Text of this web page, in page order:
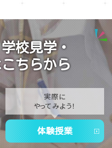
校見学・
ちらから
実際に
やってみよう！
体験授業